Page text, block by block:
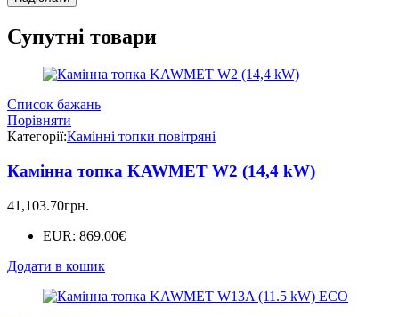
Супутні товари
Список бажань
Порівняти
Категорії:Камінні топки повітряні
Камінна топка KAWMET W2 (14,4 kW)
41,103.70грн.
EUR: 869.00€
Додати в кошик